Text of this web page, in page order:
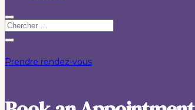
Prendre rendez-vous